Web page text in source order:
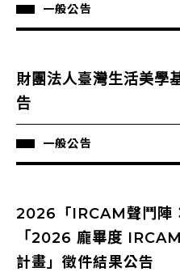
一般公告
財團法人臺灣生活美學
告
一般公告
2026「IRCAM聲鬥陣
「2026 龐畢度
計畫」徵件結果公告